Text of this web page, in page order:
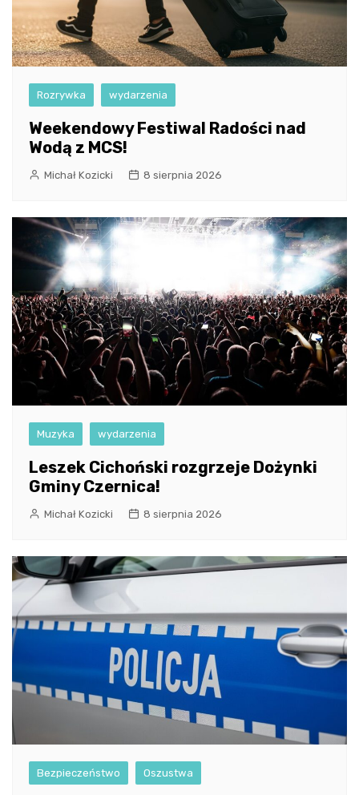
Rozrywka wydarzenia
Weekendowy Festiwal Radości nad
Wodą z MCS!
Michał Kozicki 8 sierpnia 2026
Muzyka wydarzenia
Leszek Cichoński rozgrzeje Dożynki
Gminy Czernica!
Michał Kozicki 8 sierpnia 2026
Bezpieczeństwo Oszustwa